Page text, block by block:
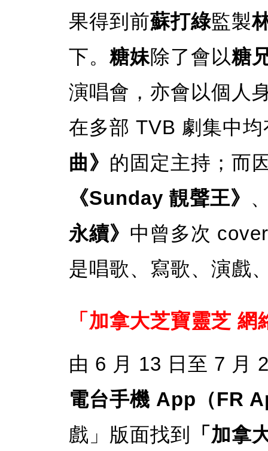
果得到前蘇打綠監製
下。 糖妹除了會以糖
演唱會，亦會以個人
在多部 TVB 劇集中
曲》 的固定主持；而
《Sunday 靚聲王》
永續》 中曾多次
是唱歌、寫歌、演戲
「加拿大芝寶靈芝
由 6 月 13 日至 7 月
電台手機 App（FR
戲」版面找到
「加拿